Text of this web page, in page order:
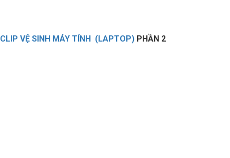
CLIP VỆ SINH MÁY TÍNH (LAPTOP) PHẦN 2